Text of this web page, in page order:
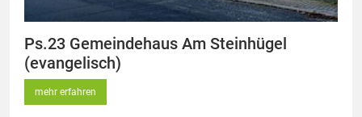
Ps.23 Gemeindehaus Am Steinhügel
(evangelisch)
mehr erfahren